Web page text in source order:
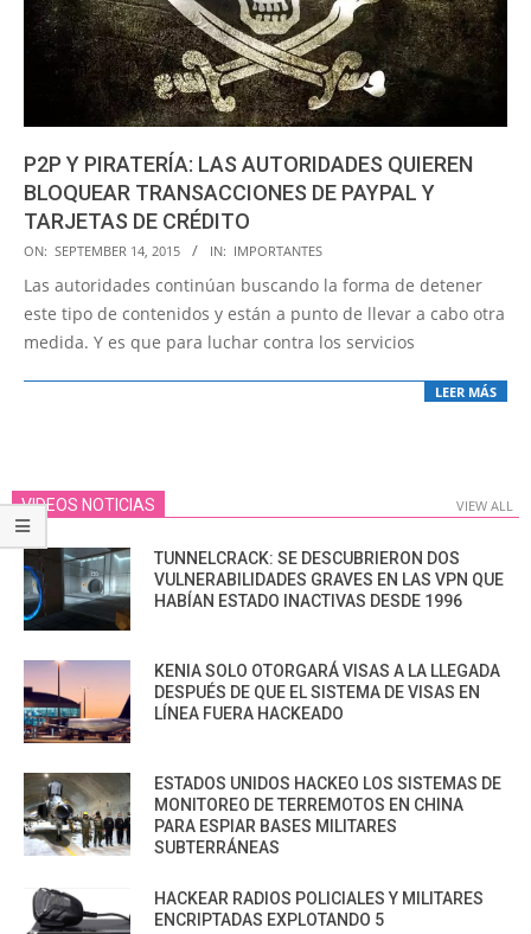
P2P Y PIRATERÍA: LAS AUTORIDADES QUIEREN
BLOQUEAR TRANSACCIONES DE PAYPAL Y
TARJETAS DE CRÉDITO
2015-
09-
14
ON: SEPTEMBER 14, 2015 IN: IMPORTANTES
Las autoridades continúan buscando la forma de detener
este tipo de contenidos y están a punto de llevar a cabo otra
medida. Y es que para luchar contra los servicios
LEER MÁS
VIDEOS NOTICIAS VIEW ALL
TUNNELCRACK: SE DESCUBRIERON DOS
VULNERABILIDADES GRAVES EN LAS VPN QUE
HABÍAN ESTADO INACTIVAS DESDE 1996
KENIA SOLO OTORGARÁ VISAS A LA LLEGADA
DESPUÉS DE QUE EL SISTEMA DE VISAS EN
LÍNEA FUERA HACKEADO
ESTADOS UNIDOS HACKEO LOS SISTEMAS DE
MONITOREO DE TERREMOTOS EN CHINA
PARA ESPIAR BASES MILITARES
SUBTERRÁNEAS
HACKEAR RADIOS POLICIALES Y MILITARES
ENCRIPTADAS EXPLOTANDO 5